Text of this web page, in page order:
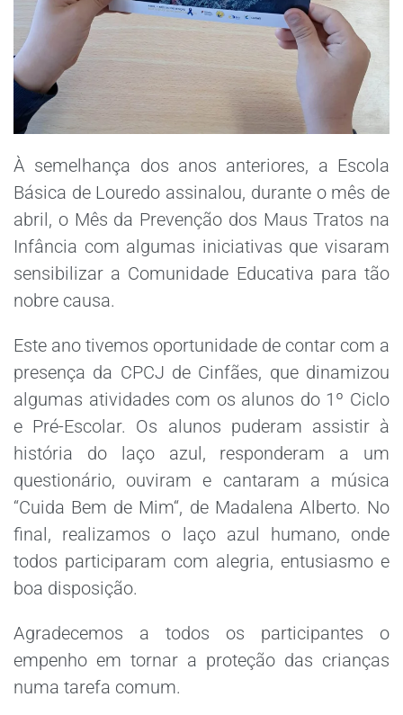
À semelhança dos anos anteriores, a Escola
Básica de Louredo assinalou, durante o mês de
abril, o Mês da Prevenção dos Maus Tratos na
Infância com algumas iniciativas que visaram
sensibilizar a Comunidade Educativa para tão
nobre causa.
Este ano tivemos oportunidade de contar com a
presença da CPCJ de Cinfães, que dinamizou
algumas atividades com os alunos do 1º Ciclo
e Pré-Escolar. Os alunos puderam assistir à
história do laço azul, responderam a um
questionário, ouviram e cantaram a música
“Cuida Bem de Mim“, de Madalena Alberto. No
final, realizamos o laço azul humano, onde
todos participaram com alegria, entusiasmo e
boa disposição.
Agradecemos a todos os participantes o
empenho em tornar a proteção das crianças
numa tarefa comum.